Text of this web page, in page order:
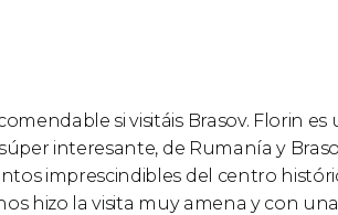
si visitáis Brasov. Florin
interesante, de Rumanía y
imprescindibles del centro
hizo la visita muy amena y con